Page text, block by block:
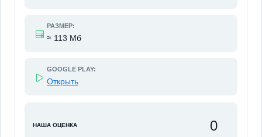
РАЗМЕР:
≈ 113 Мб
GOOGLE PLAY:
Открыть
НАША ОЦЕНКА 0